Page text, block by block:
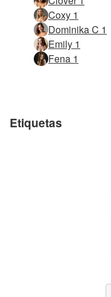
Coxy 1
Dominika C 1
Emily 1
Fena 1
Etiquetas